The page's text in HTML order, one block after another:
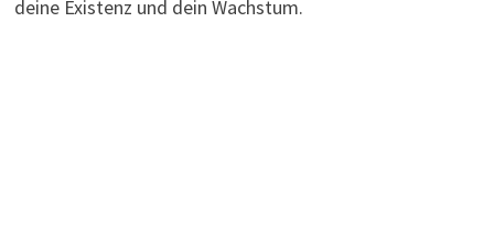
deine Existenz und dein Wachstum.